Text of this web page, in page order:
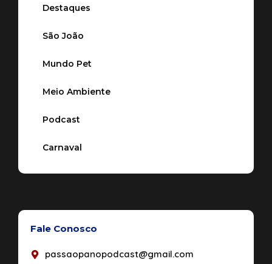
Destaques
São João
Mundo Pet
Meio Ambiente
Podcast
Carnaval
Fale Conosco
passaopanopodcast@gmail.com